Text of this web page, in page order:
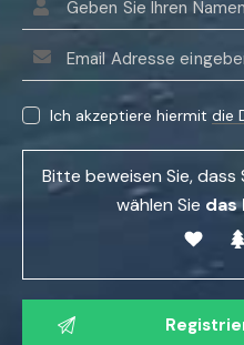
t
t
s
Ich akzeptiere hiermitdie
Bitte beweisen Sie, dass
wählen Sie das
B